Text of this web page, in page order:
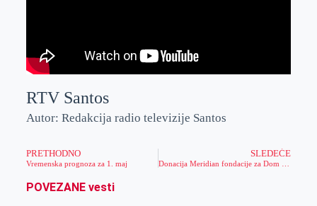
RTV Santos
Autor: Redakcija radio televizije Santos
PRETHODNO
Vremenska prognoza za 1. maj
SLEDEĆE
POVEZANE vesti